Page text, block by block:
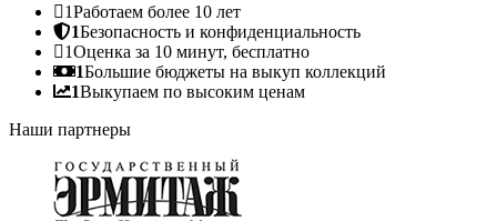
1Работаем более 10 лет
1Безопасность и конфиденциальность
1Оценка за 10 минут, бесплатно
1Большие бюджеты на выкуп коллекций
1Выкупаем по высоким ценам
Наши партнеры